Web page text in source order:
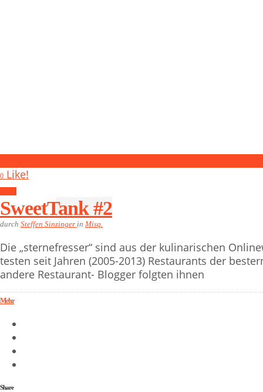
0 Like!
SweetTank #2
durch Steffen Sinzinger in Misq.
Die „sternefresser“ sind aus der kulinarischen
testen seit Jahren (2005-2013) Restaurants der
andere Restaurant- Blogger folgten ihnen
Mehr
Share